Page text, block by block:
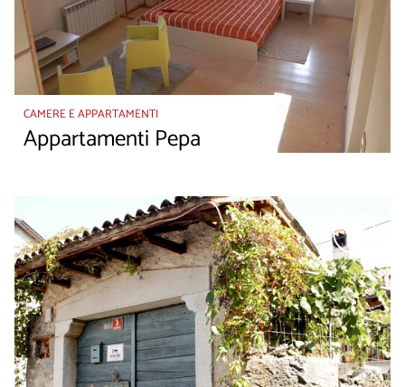
CAMERE E APPARTAMENTI
Appartamenti Pepa